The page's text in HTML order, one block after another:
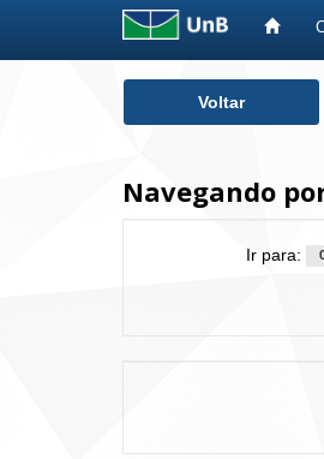
Voltar
Navegando
Ir para: